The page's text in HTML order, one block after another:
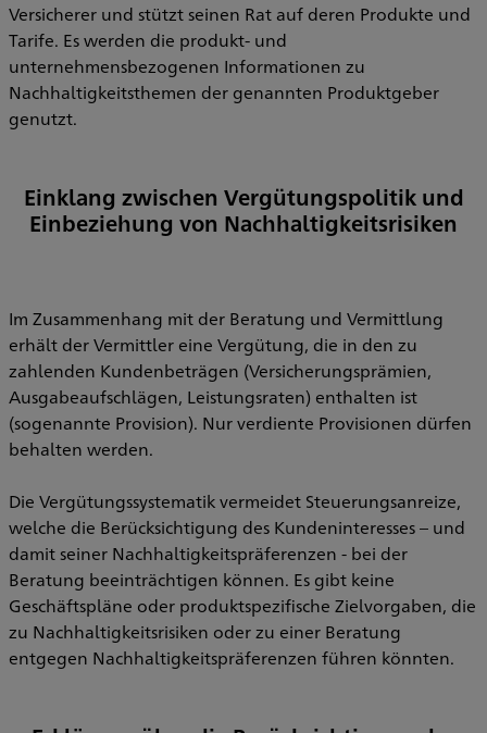
Versicherer und stützt seinen Rat auf deren Produkte und
Tarife. Es werden die produkt- und
unternehmensbezogenen Informationen zu
Nachhaltigkeitsthemen der genannten Produktgeber
genutzt.
Einklang zwischen Vergütungspolitik und
Einbeziehung von Nachhaltigkeitsrisiken
Im Zusammenhang mit der Beratung und Vermittlung
erhält der Vermittler eine Vergütung, die in den zu
zahlenden Kundenbeträgen (Versicherungsprämien,
Ausgabeaufschlägen, Leistungsraten) enthalten ist
(sogenannte Provision). Nur verdiente Provisionen dürfen
behalten werden.
Die Vergütungssystematik vermeidet Steuerungsanreize,
welche die Berücksichtigung des Kundeninteresses – und
damit seiner Nachhaltigkeitspräferenzen - bei der
Beratung beeinträchtigen können. Es gibt keine
Geschäftspläne oder produktspezifische Zielvorgaben, die
zu Nachhaltigkeitsrisiken oder zu einer Beratung
entgegen Nachhaltigkeitspräferenzen führen könnten.